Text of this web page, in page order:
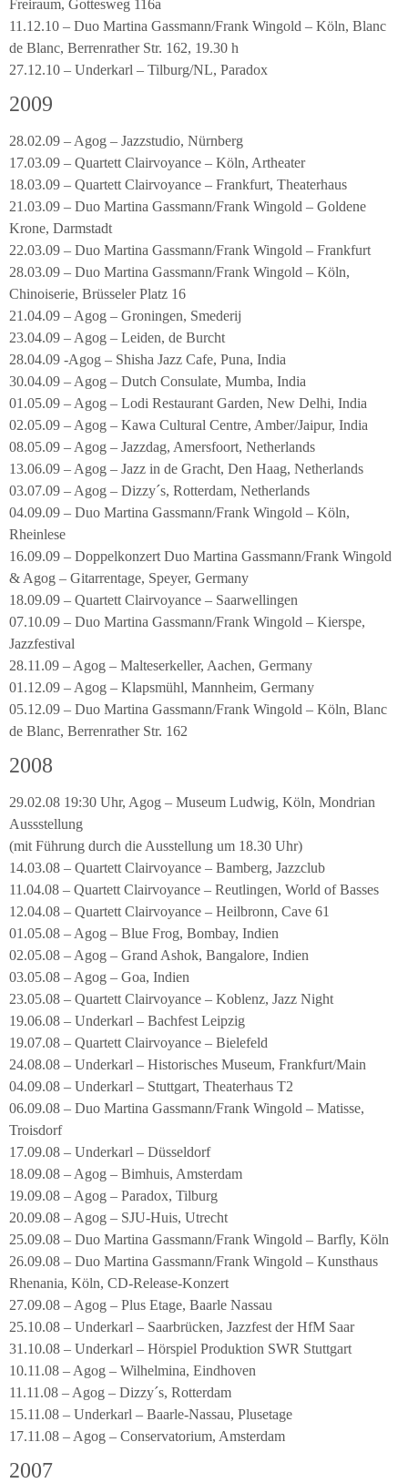
Freiraum, Gottesweg 116a
11.12.10 – Duo Martina Gassmann/Frank Wingold – Köln, Blanc
de Blanc, Berrenrather Str. 162, 19.30 h
27.12.10 – Underkarl – Tilburg/NL, Paradox
2009
28.02.09 – Agog – Jazzstudio, Nürnberg
17.03.09 – Quartett Clairvoyance – Köln, Artheater
18.03.09 – Quartett Clairvoyance – Frankfurt, Theaterhaus
21.03.09 – Duo Martina Gassmann/Frank Wingold – Goldene
Krone, Darmstadt
22.03.09 – Duo Martina Gassmann/Frank Wingold – Frankfurt
28.03.09 – Duo Martina Gassmann/Frank Wingold – Köln,
Chinoiserie, Brüsseler Platz 16
21.04.09 – Agog – Groningen, Smederij
23.04.09 – Agog – Leiden, de Burcht
28.04.09 -Agog – Shisha Jazz Cafe, Puna, India
30.04.09 – Agog – Dutch Consulate, Mumba, India
01.05.09 – Agog – Lodi Restaurant Garden, New Delhi, India
02.05.09 – Agog – Kawa Cultural Centre, Amber/Jaipur, India
08.05.09 – Agog – Jazzdag, Amersfoort, Netherlands
13.06.09 – Agog – Jazz in de Gracht, Den Haag, Netherlands
03.07.09 – Agog – Dizzy´s, Rotterdam, Netherlands
04.09.09 – Duo Martina Gassmann/Frank Wingold – Köln,
Rheinlese
16.09.09 – Doppelkonzert Duo Martina Gassmann/Frank Wingold
& Agog – Gitarrentage, Speyer, Germany
18.09.09 – Quartett Clairvoyance – Saarwellingen
07.10.09 – Duo Martina Gassmann/Frank Wingold – Kierspe,
Jazzfestival
28.11.09 – Agog – Malteserkeller, Aachen, Germany
01.12.09 – Agog – Klapsmühl, Mannheim, Germany
05.12.09 – Duo Martina Gassmann/Frank Wingold – Köln, Blanc
de Blanc, Berrenrather Str. 162
2008
29.02.08 19:30 Uhr, Agog – Museum Ludwig, Köln, Mondrian
Aussstellung
(mit Führung durch die Ausstellung um 18.30 Uhr)
14.03.08 – Quartett Clairvoyance – Bamberg, Jazzclub
11.04.08 – Quartett Clairvoyance – Reutlingen, World of Basses
12.04.08 – Quartett Clairvoyance – Heilbronn, Cave 61
01.05.08 – Agog – Blue Frog, Bombay, Indien
02.05.08 – Agog – Grand Ashok, Bangalore, Indien
03.05.08 – Agog – Goa, Indien
23.05.08 – Quartett Clairvoyance – Koblenz, Jazz Night
19.06.08 – Underkarl – Bachfest Leipzig
19.07.08 – Quartett Clairvoyance – Bielefeld
24.08.08 – Underkarl – Historisches Museum, Frankfurt/Main
04.09.08 – Underkarl – Stuttgart, Theaterhaus T2
06.09.08 – Duo Martina Gassmann/Frank Wingold – Matisse,
Troisdorf
17.09.08 – Underkarl – Düsseldorf
18.09.08 – Agog – Bimhuis, Amsterdam
19.09.08 – Agog – Paradox, Tilburg
20.09.08 – Agog – SJU-Huis, Utrecht
25.09.08 – Duo Martina Gassmann/Frank Wingold – Barfly, Köln
26.09.08 – Duo Martina Gassmann/Frank Wingold – Kunsthaus
Rhenania, Köln, CD-Release-Konzert
27.09.08 – Agog – Plus Etage, Baarle Nassau
25.10.08 – Underkarl – Saarbrücken, Jazzfest der HfM Saar
31.10.08 – Underkarl – Hörspiel Produktion SWR Stuttgart
10.11.08 – Agog – Wilhelmina, Eindhoven
11.11.08 – Agog – Dizzy´s, Rotterdam
15.11.08 – Underkarl – Baarle-Nassau, Plusetage
17.11.08 – Agog – Conservatorium, Amsterdam
2007